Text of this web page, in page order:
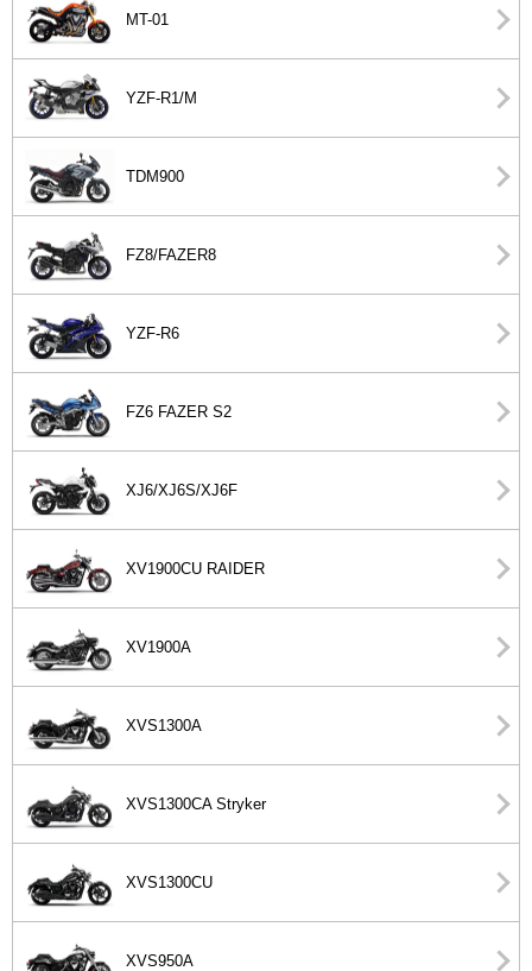
MT-01
YZF-R1/M
TDM900
FZ8/FAZER8
YZF-R6
FZ6 FAZER S2
XJ6/XJ6S/XJ6F
XV1900CU RAIDER
XV1900A
XVS1300A
XVS1300CA Stryker
XVS1300CU
XVS950A